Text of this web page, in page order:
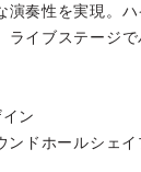
演奏性を実現。
ライブステージ
ン
ンドホールシェ